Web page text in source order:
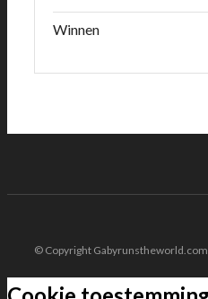
Winnen
© Copyright Gabyrunstheworld.com